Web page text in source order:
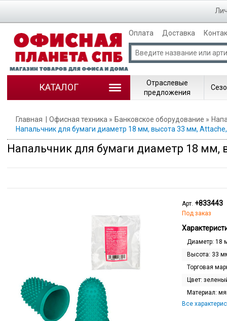
Оплата Доставка
КАТАЛОГ
Отраслевые
предложения
Главная Офисная техника Банковское оборудование
Напальчник для бумаги диаметр 18 мм, высота 33 мм,
Напальчник для бумаги диаметр 18
Арт. +833443
Под заказ
Диаметр: 18
Высота: 33
Торговая
Цвет:
Материал:
Все